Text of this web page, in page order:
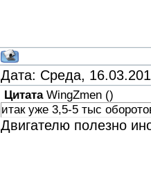
Дата: Среда,
Цитата WingZmen ()
итак уже 3,5-5 тыс
Двигателю полезно